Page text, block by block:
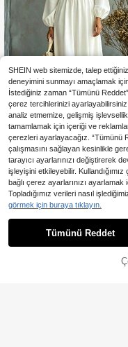
En Çok Satanlar Hotletica
Hotletica Kadın Zarif Düz
n Kollu Tulum, Minimalist Stil,
urgulu Tasarım, Bol Kesim ve
österen Etkiyi Birleştiren
27 kaldı
1.123,84TL
SHEIN web sitemizde, talep
deneyimini sunmayı amaçlamak
İstediğiniz zaman “Tümünü
çerez tercihlerinizi
analiz etmemize, gelişmiş
tamamlamak için içeriği ve
çerezleri ayarlayacağız. “Tümünü
çalışmasını sağlayan kesinlikle
tarayıcı ayarlarınızı değiştirerek
işleyişini etkileyebilir.
bağlı çerez ayarlarınızı
Topladığımız verileri nasıl
görmek için buraya tıklayın.
Tümünü Reddet